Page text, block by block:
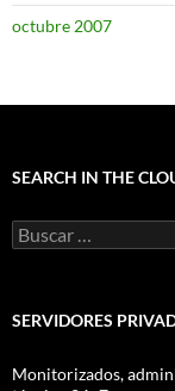
octubre 2007
SEARCH IN THE
Buscar:
SERVIDORES
Monitorizados,